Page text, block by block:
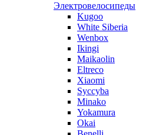
Электровелосипеды
Kugoo
White Siberia
Wenbox
Ikingi
Maikaolin
Eltreco
Xiaomi
Syccyba
Minako
Yokamura
Okai